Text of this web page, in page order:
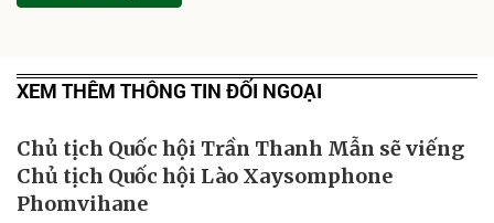
XEM THÊM THÔNG TIN ĐỐI NGOẠI
Chủ tịch Quốc hội Trần Thanh Mẫn sẽ viếng
Chủ tịch Quốc hội Lào Xaysomphone
Phomvihane